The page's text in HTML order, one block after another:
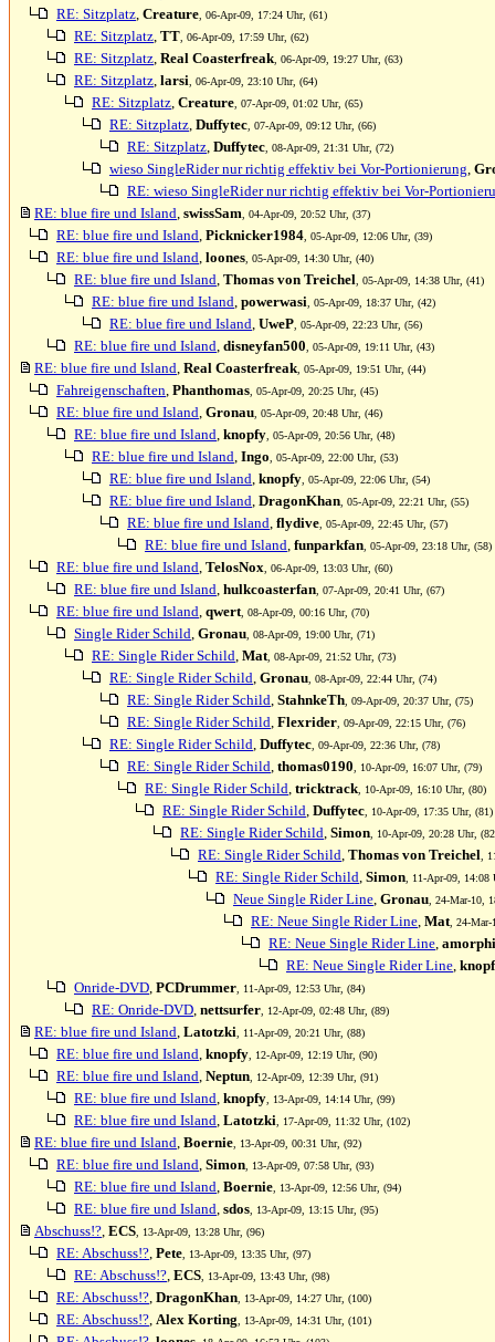
RE: Sitzplatz, Creature , 06-Apr-09, 17:24 Uhr, (61)
RE: Sitzplatz, TT , 06-Apr-09, 17:59 Uhr, (62)
RE: Sitzplatz, Real Coasterfreak , 06-Apr-09, 19:27 Uhr, (63)
RE: Sitzplatz, larsi , 06-Apr-09, 23:10 Uhr, (64)
RE: Sitzplatz, Creature , 07-Apr-09, 01:02 Uhr, (65)
RE: Sitzplatz, Duffytec , 07-Apr-09, 09:12 Uhr, (66)
RE: Sitzplatz, Duffytec , 08-Apr-09, 21:31 Uhr, (72)
wieso SingleRider nur richtig effektiv bei Vor-Portionierung,
RE: wieso SingleRider nur richtig effektiv bei Vor-
RE: blue fire und Island, swissSam , 04-Apr-09, 20:52 Uhr, (37)
RE: blue fire und Island, Picknicker1984 , 05-Apr-09, 12:06 Uhr, (39)
RE: blue fire und Island, loones , 05-Apr-09, 14:30 Uhr, (40)
RE: blue fire und Island, Thomas von Treichel , 05-Apr-09, 14:38 Uhr, (41)
RE: blue fire und Island, powerwasi , 05-Apr-09, 18:37 Uhr, (42)
RE: blue fire und Island, UweP , 05-Apr-09, 22:23 Uhr, (56)
RE: blue fire und Island, disneyfan500 , 05-Apr-09, 19:11 Uhr, (43)
RE: blue fire und Island, Real Coasterfreak , 05-Apr-09, 19:51 Uhr, (44)
Fahreigenschaften, Phanthomas , 05-Apr-09, 20:25 Uhr, (45)
RE: blue fire und Island, Gronau , 05-Apr-09, 20:48 Uhr, (46)
RE: blue fire und Island, knopfy , 05-Apr-09, 20:56 Uhr, (48)
RE: blue fire und Island, Ingo , 05-Apr-09, 22:00 Uhr, (53)
RE: blue fire und Island, knopfy , 05-Apr-09, 22:06 Uhr, (54)
RE: blue fire und Island, DragonKhan , 05-Apr-09, 22:21 Uhr, (55)
RE: blue fire und Island, flydive , 05-Apr-09, 22:45 Uhr, (57)
RE: blue fire und Island, funparkfan , 05-Apr-09, 23:18 Uhr, (58)
RE: blue fire und Island, TelosNox , 06-Apr-09, 13:03 Uhr, (60)
RE: blue fire und Island, hulkcoasterfan , 07-Apr-09, 20:41 Uhr, (67)
RE: blue fire und Island, qwert , 08-Apr-09, 00:16 Uhr, (70)
Single Rider Schild, Gronau , 08-Apr-09, 19:00 Uhr, (71)
RE: Single Rider Schild, Mat , 08-Apr-09, 21:52 Uhr, (73)
RE: Single Rider Schild, Gronau , 08-Apr-09, 22:44 Uhr, (74)
RE: Single Rider Schild, StahnkeTh , 09-Apr-09, 20:37 Uhr, (75)
RE: Single Rider Schild, Flexrider , 09-Apr-09, 22:15 Uhr, (76)
RE: Single Rider Schild, Duffytec , 09-Apr-09, 22:36 Uhr, (78)
RE: Single Rider Schild, thomas0190 , 10-Apr-09, 16:07 Uhr, (79)
RE: Single Rider Schild, tricktrack , 10-Apr-09, 16:10 Uhr, (80)
RE: Single Rider Schild, Duffytec , 10-Apr-09, 17:35 Uhr, (81)
RE: Single Rider Schild, Simon , 10-Apr-09, 20:28 Uhr,
RE: Single Rider Schild, Thomas von Treichel ,
RE: Single Rider Schild, Simon , 11-Apr-09, 14:08
Neue Single Rider Line, Gronau , 24-Mar-10,
RE: Neue Single Rider Line, Mat , 24-
RE: Neue Single Rider Line,
RE: Neue Single Rider Line,
Onride-DVD, PCDrummer , 11-Apr-09, 12:53 Uhr, (84)
RE: Onride-DVD, nettsurfer , 12-Apr-09, 02:48 Uhr, (89)
RE: blue fire und Island, Latotzki , 11-Apr-09, 20:21 Uhr, (88)
RE: blue fire und Island, knopfy , 12-Apr-09, 12:19 Uhr, (90)
RE: blue fire und Island, Neptun , 12-Apr-09, 12:39 Uhr, (91)
RE: blue fire und Island, knopfy , 13-Apr-09, 14:14 Uhr, (99)
RE: blue fire und Island, Latotzki , 17-Apr-09, 11:32 Uhr, (102)
RE: blue fire und Island, Boernie , 13-Apr-09, 00:31 Uhr, (92)
RE: blue fire und Island, Simon , 13-Apr-09, 07:58 Uhr, (93)
RE: blue fire und Island, Boernie , 13-Apr-09, 12:56 Uhr, (94)
RE: blue fire und Island, sdos , 13-Apr-09, 13:15 Uhr, (95)
Abschuss!?, ECS , 13-Apr-09, 13:28 Uhr, (96)
RE: Abschuss!?, Pete , 13-Apr-09, 13:35 Uhr, (97)
RE: Abschuss!?, ECS , 13-Apr-09, 13:43 Uhr, (98)
RE: Abschuss!?, DragonKhan , 13-Apr-09, 14:27 Uhr, (100)
RE: Abschuss!?, Alex Korting , 13-Apr-09, 14:31 Uhr, (101)